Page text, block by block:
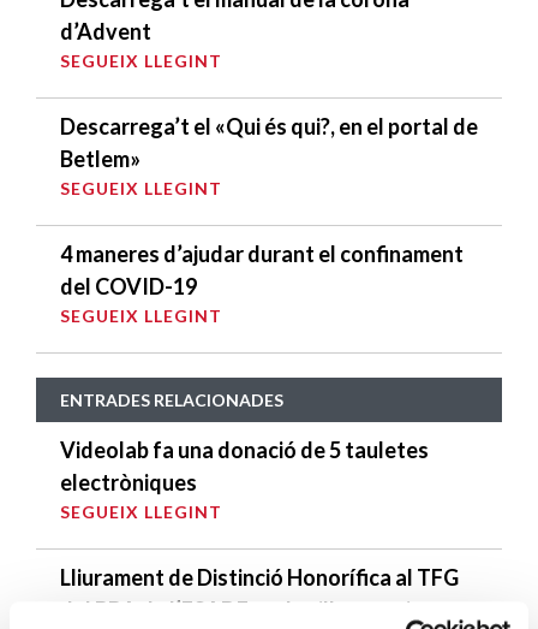
d’Advent
SEGUEIX LLEGINT
Descarrega’t el «Qui és qui?, en el portal de
Betlem»
SEGUEIX LLEGINT
4 maneres d’ajudar durant el confinament
del COVID-19
SEGUEIX LLEGINT
ENTRADES RELACIONADES
Videolab fa una donació de 5 tauletes
electròniques
SEGUEIX LLEGINT
Lliurament de Distinció Honorífica al TFG
del BBA de l’ESADE, amb millor contingut